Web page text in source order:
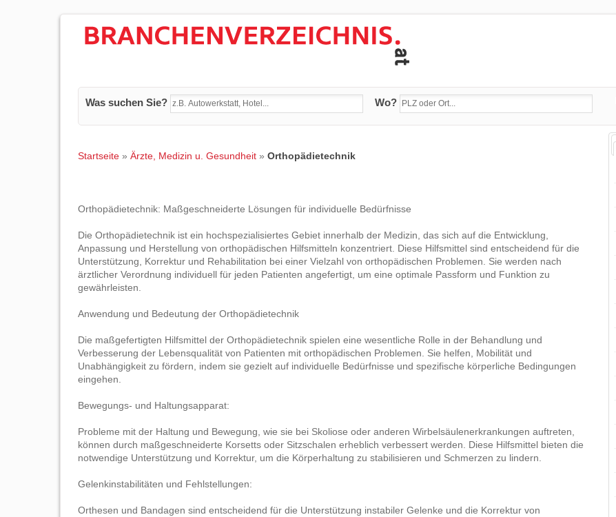
Was suchen Sie? Wo?
Startseite » Ärzte, Medizin u. Gesundheit » Orthopädietechnik
Orthopädietechnik: Maßgeschneiderte Lösungen für individuelle Bedürfnisse
Die Orthopädietechnik ist ein hochspezialisiertes Gebiet innerhalb der Medizin, das sich auf die Entwicklung,
Anpassung und Herstellung von orthopädischen Hilfsmitteln konzentriert. Diese Hilfsmittel sind entscheidend für die
Unterstützung, Korrektur und Rehabilitation bei einer Vielzahl von orthopädischen Problemen. Sie werden nach
ärztlicher Verordnung individuell für jeden Patienten angefertigt, um eine optimale Passform und Funktion zu
gewährleisten.
Anwendung und Bedeutung der Orthopädietechnik
Die maßgefertigten Hilfsmittel der Orthopädietechnik spielen eine wesentliche Rolle in der Behandlung und
Verbesserung der Lebensqualität von Patienten mit orthopädischen Problemen. Sie helfen, Mobilität und
Unabhängigkeit zu fördern, indem sie gezielt auf individuelle Bedürfnisse und spezifische körperliche Bedingungen
eingehen.
Bewegungs- und Haltungsapparat:
Probleme mit der Haltung und Bewegung, wie sie bei Skoliose oder anderen Wirbelsäulenerkrankungen auftreten,
können durch maßgeschneiderte Korsetts oder Sitzschalen erheblich verbessert werden. Diese Hilfsmittel bieten die
notwendige Unterstützung und Korrektur, um die Körperhaltung zu stabilisieren und Schmerzen zu lindern.
Gelenkinstabilitäten und Fehlstellungen:
Orthesen und Bandagen sind entscheidend für die Unterstützung instabiler Gelenke und die Korrektur von